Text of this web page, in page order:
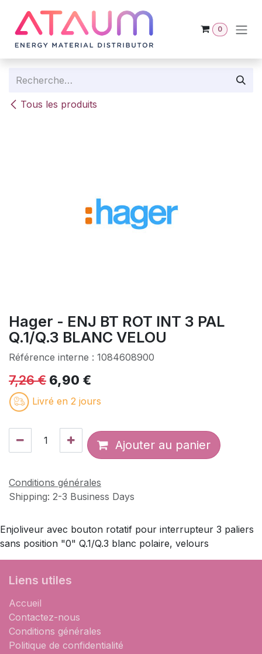
0
Tous les produits
Hager - ENJ BT ROT INT 3 PAL
Q.1/Q.3 BLANC VELOU
Référence interne : 1084608900
7,26€ 6,90 €
Livré en 2 jours
Ajouter au panier
Conditions générales
Shipping: 2-3 Business Days
Enjoliveur avec bouton rotatif pour interrupteur 3 paliers
sans position "0" Q.1/Q.3 blanc polaire, velours
Liens utiles
Accueil
Contactez-nous
Conditions générales
Politique de confidentialité